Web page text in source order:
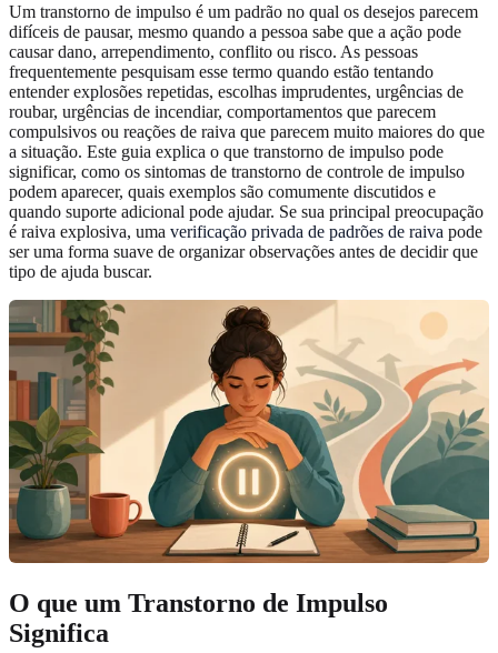
Um transtorno de impulso é um padrão no qual os desejos parecem
difíceis de pausar, mesmo quando a pessoa sabe que a ação pode
causar dano, arrependimento, conflito ou risco. As pessoas
frequentemente pesquisam esse termo quando estão tentando
entender explosões repetidas, escolhas imprudentes, urgências de
roubar, urgências de incendiar, comportamentos que parecem
compulsivos ou reações de raiva que parecem muito maiores do que
a situação. Este guia explica o que transtorno de impulso pode
significar, como os sintomas de transtorno de controle de impulso
podem aparecer, quais exemplos são comumente discutidos e
quando suporte adicional pode ajudar. Se sua principal preocupação
é raiva explosiva, uma verificação privada de padrões de raiva pode
ser uma forma suave de organizar observações antes de decidir que
tipo de ajuda buscar.
O que um Transtorno de Impulso
Significa